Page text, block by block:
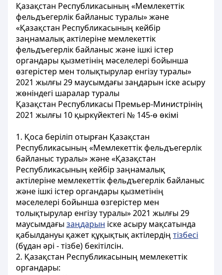
Қазақстан Республикасының «Мемлекеттік
фельдъегерлік байланыс туралы» және
«Қазақстан Республикасының кейбір
заңнамалық актілеріне мемлекеттік
фельдъегерлік байланыс және ішкі істер
органдары қызметінің мәселелері бойынша
өзгерістер мен толықтырулар енгізу туралы»
2021 жылғы 29 маусымдағы заңдарын іске асыру
жөніндегі шаралар туралы
Қазақстан Республикасы Премьер-Министрінің
2021 жылғы 10 қыркүйектегі № 145-ө өкімі
1. Қоса беріліп отырған Қазақстан
Республикасының «Мемлекеттік фельдъегерлік
байланыс туралы» және «Қазақстан
Республикасының кейбір заңнамалық
актілеріне мемлекеттік фельдъегерлік байланыс
және ішкі істер органдары қызметінің
мәселелері бойынша өзгерістер мен
толықтырулар енгізу туралы» 2021 жылғы 29
маусымдағызаңдарын іске асыру мақсатында
қабылдануы қажет құқықтық актілердіңтізбесі
(бұдан әрі - тізбе) бекітілсін.
2. Қазақстан Республикасының мемлекеттік
органдары: